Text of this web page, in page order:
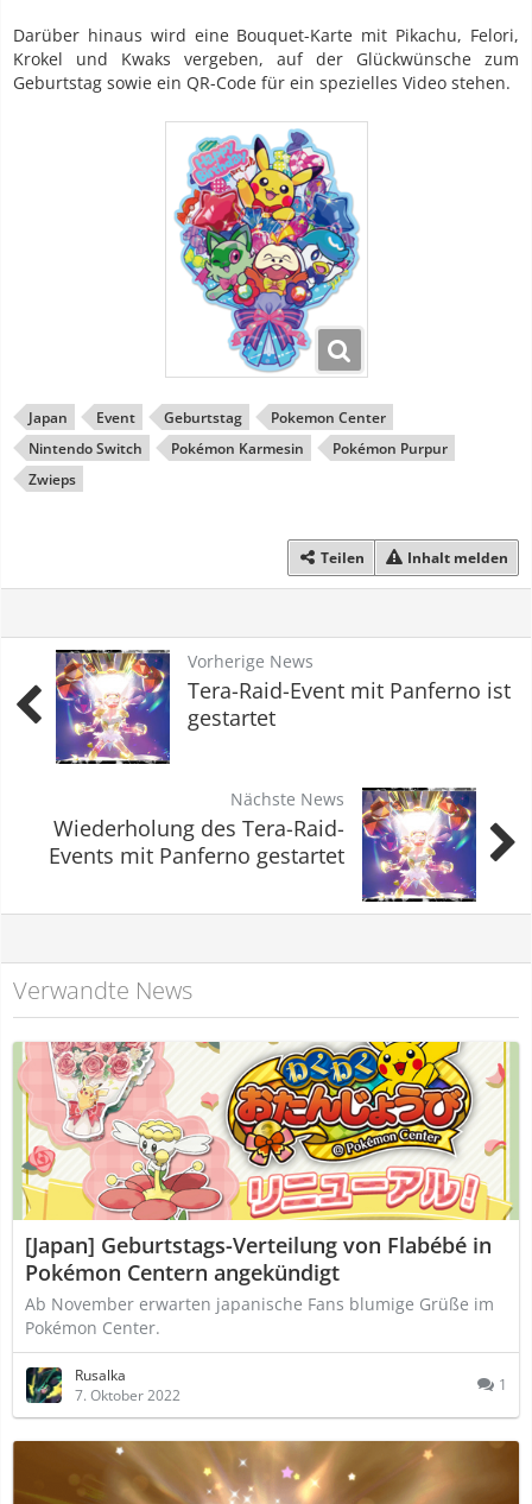
Darüber hinaus wird eine Bouquet-Karte mit Pikachu, Felori,
Krokel und Kwaks vergeben, auf der Glückwünsche zum
Geburtstag sowie ein QR-Code für ein spezielles Video stehen.
Japan Event Geburtstag
Pokemon Center
Nintendo Switch
Pokémon Karmesin
Pokémon Purpur
Zwieps
Teilen Inhalt melden
Vorherige News
Tera-Raid-Event mit Panferno ist
gestartet
Nächste News
Wiederholung des Tera-Raid-
Events mit Panferno gestartet
Verwandte News
[Japan] Geburtstags-Verteilung von Flabébé in
Pokémon Centern angekündigt
Ab November erwarten japanische Fans blumige Grüße im
Pokémon Center.
Rusalka
7. Oktober 2022
1